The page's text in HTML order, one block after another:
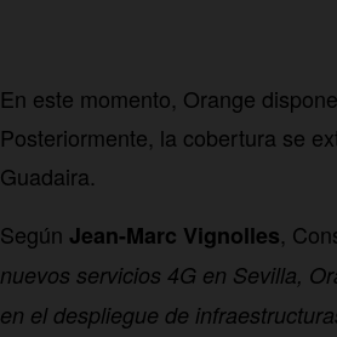
En este momento, Orange
Posteriormente, la cobertura se
Guadaira.
Según Jean-Marc Vignolles,
nuevos servicios 4G en Sevilla,
en el despliegue de